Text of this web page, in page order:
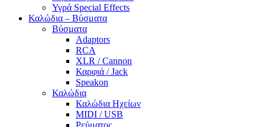
Υγρά Special Effects
Καλώδια – Βύσματα
Βύσματα
Adaptors
RCA
XLR / Cannon
Καρφιά / Jack
Speakon
Καλώδια
Καλώδια Ηχείων
MIDI / USB
Ρεύματος